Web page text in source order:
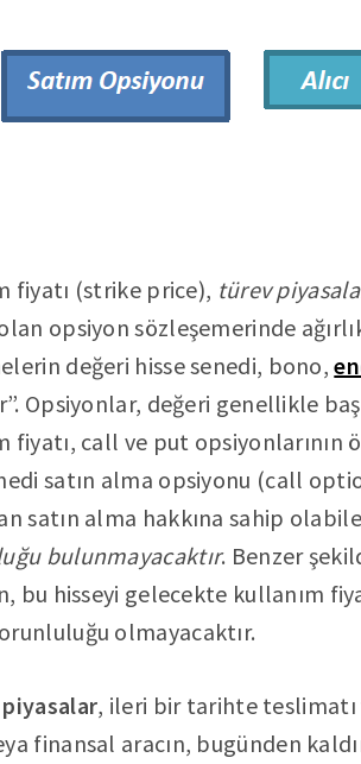
fiyatı (strike price), türev
opsiyon sözleşemerinde
değeri hisse senedi, bono,
Opsiyonlar, değeri genellikle
fiyatı, call ve put opsiyonlarının
satın alma opsiyonu (call
satın alma hakkına sahip
bulunmayacaktır. Benzer
bu hisseyi gelecekte kullanım
olmayacaktır.
, ileri bir tarihte teslimatı
finansal aracın, bugünden